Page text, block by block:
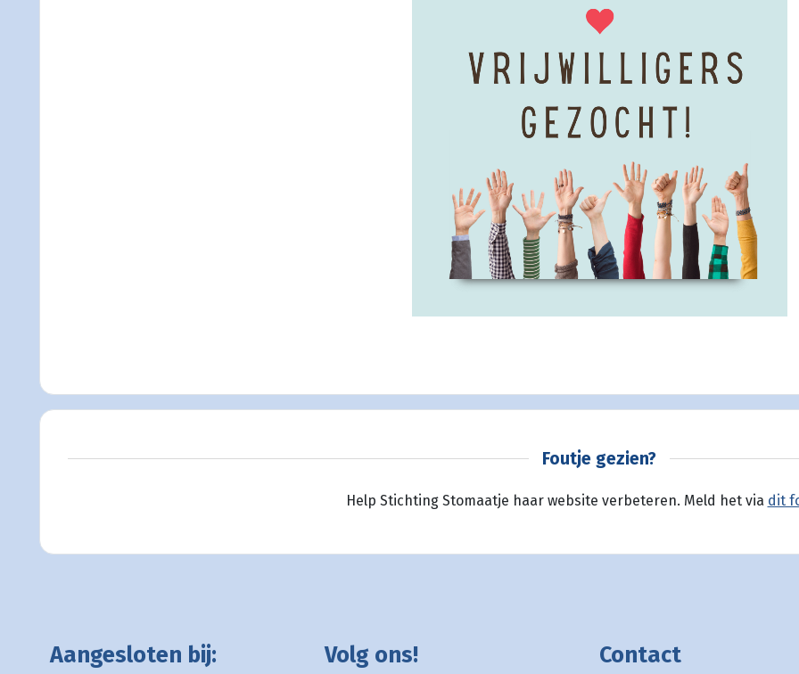
Foutje gezien?
Help Stichting Stomaatje haar website verbeteren. Meld het via dit
Aangesloten bij: Volg ons! Contact